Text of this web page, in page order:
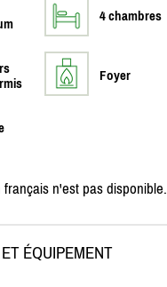
4 chambres
Foyer
n'est pas disponible.
ÉQUIPEMENT